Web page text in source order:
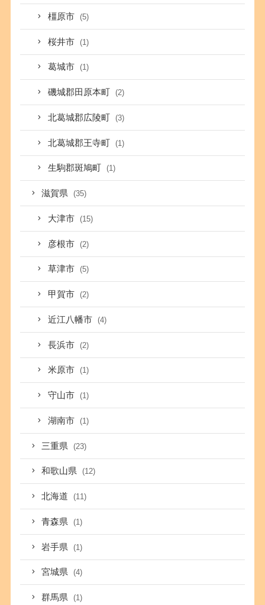
橿原市 (5)
桜井市 (1)
葛城市 (1)
磯城郡田原本町 (2)
北葛城郡広陵町 (3)
北葛城郡王寺町 (1)
生駒郡斑鳩町 (1)
滋賀県 (35)
大津市 (15)
彦根市 (2)
草津市 (5)
甲賀市 (2)
近江八幡市 (4)
長浜市 (2)
米原市 (1)
守山市 (1)
湖南市 (1)
三重県 (23)
和歌山県 (12)
北海道 (11)
青森県 (1)
岩手県 (1)
宮城県 (4)
群馬県 (1)